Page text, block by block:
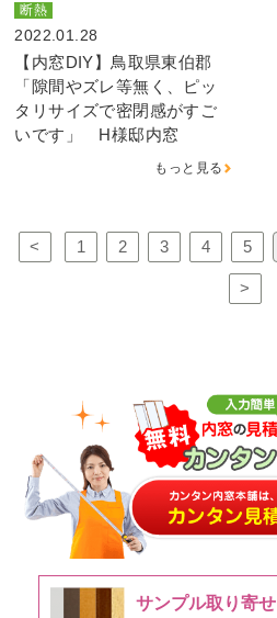
断熱
2022.01.28
【内窓DIY】鳥取県東伯郡
「隙間やズレ等無く、ピッ
タリサイズで密閉感がすご
いです」 H様邸内窓
もっと見る
< 1 2 3 4 5
>
サンプル取り寄せ